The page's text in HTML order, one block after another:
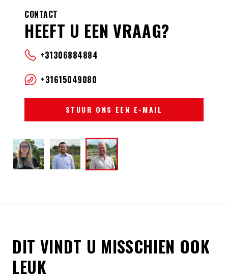
CONTACT
HEEFT U EEN VRAAG?
+31306884884
+31615049080
STUUR ONS EEN E-MAIL
DIT VINDT U MISSCHIEN OOK
LEUK